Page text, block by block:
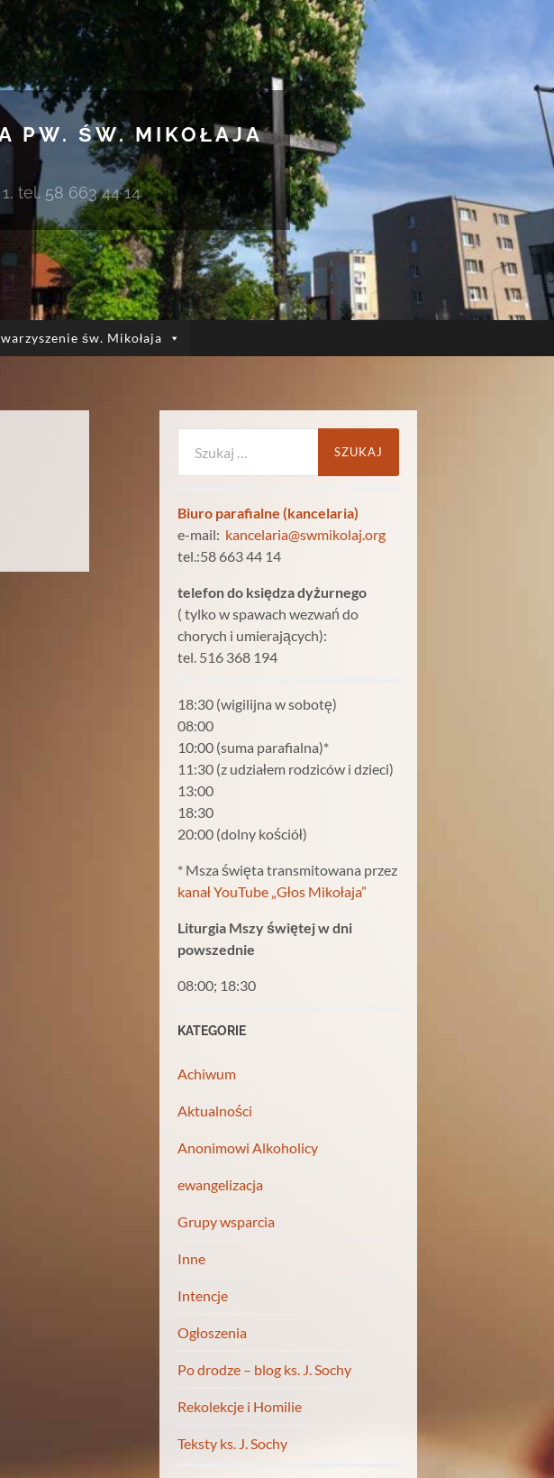
PW. ŚW. MIKOŁAJA
tel. 58 663 44 14
św. Mikołaja
Biuro parafialne (kancelaria)
e-mail: kancelaria@swmikolaj.org
tel.:58 663 44 14
telefon do księdza dyżurnego
( tylko w spawach wezwań do
chorych i umierających):
tel. 516 368 194
18:30 (wigilijna w sobotę)
08:00
10:00 (suma parafialna)*
11:30 (z udziałem rodziców i dzieci)
13:00
18:30
20:00 (dolny kościół)
* Msza święta transmitowana przez
kanał YouTube „Głos Mikołaja”
Liturgia Mszy świętej w dni
powszednie
08:00; 18:30
KATEGORIE
Achiwum
Aktualności
Anonimowi Alkoholicy
ewangelizacja
Grupy wsparcia
Inne
Intencje
Ogłoszenia
Po drodze – blog ks. J. Sochy
Rekolekcje i Homilie
Teksty ks. J. Sochy